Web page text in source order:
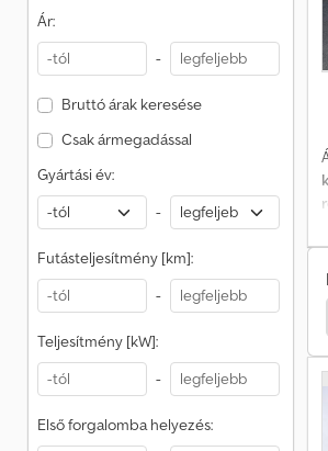
Ár:
-
Bruttó árak keresése
Csak ármegadással
Gyártási év:
-
Futásteljesítmény [km]:
-
Teljesítmény [kW]:
-
Első forgalomba helyezés:
Járművek Iveco Trakker